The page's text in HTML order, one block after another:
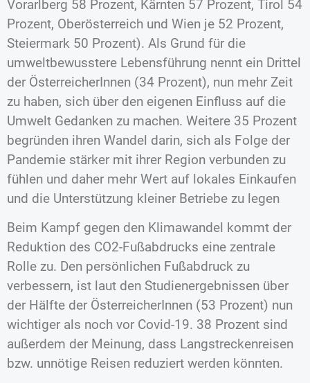
Vorarlberg 58 Prozent, Kärnten 57 Prozent, Tirol 54
Prozent, Oberösterreich und Wien je 52 Prozent,
Steiermark 50 Prozent). Als Grund für die
umweltbewusstere Lebensführung nennt ein Drittel
der ÖsterreicherInnen (34 Prozent), nun mehr Zeit
zu haben, sich über den eigenen Einfluss auf die
Umwelt Gedanken zu machen. Weitere 35 Prozent
begründen ihren Wandel darin, sich als Folge der
Pandemie stärker mit ihrer Region verbunden zu
fühlen und daher mehr Wert auf lokales Einkaufen
und die Unterstützung kleiner Betriebe zu legen
Beim Kampf gegen den Klimawandel kommt der
Reduktion des CO2-Fußabdrucks eine zentrale
Rolle zu. Den persönlichen Fußabdruck zu
verbessern, ist laut den Studienergebnissen über
der Hälfte der ÖsterreicherInnen (53 Prozent) nun
wichtiger als noch vor Covid-19. 38 Prozent sind
außerdem der Meinung, dass Langstreckenreisen
bzw. unnötige Reisen reduziert werden könnten.